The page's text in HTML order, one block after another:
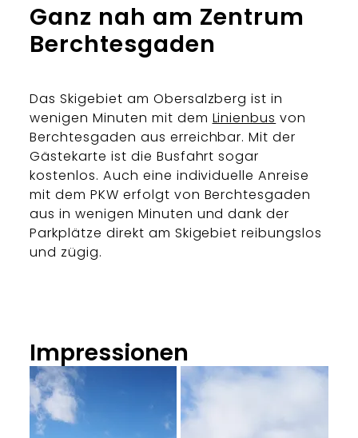
Ganz nah am Zentrum
Berchtesgaden
Das Skigebiet am Obersalzberg ist in
wenigen Minuten mit dem Linienbus von
Berchtesgaden aus erreichbar. Mit der
Gästekarte ist die Busfahrt sogar
kostenlos. Auch eine individuelle Anreise
mit dem PKW erfolgt von Berchtesgaden
aus in wenigen Minuten und dank der
Parkplätze direkt am Skigebiet reibungslos
und zügig.
Impressionen